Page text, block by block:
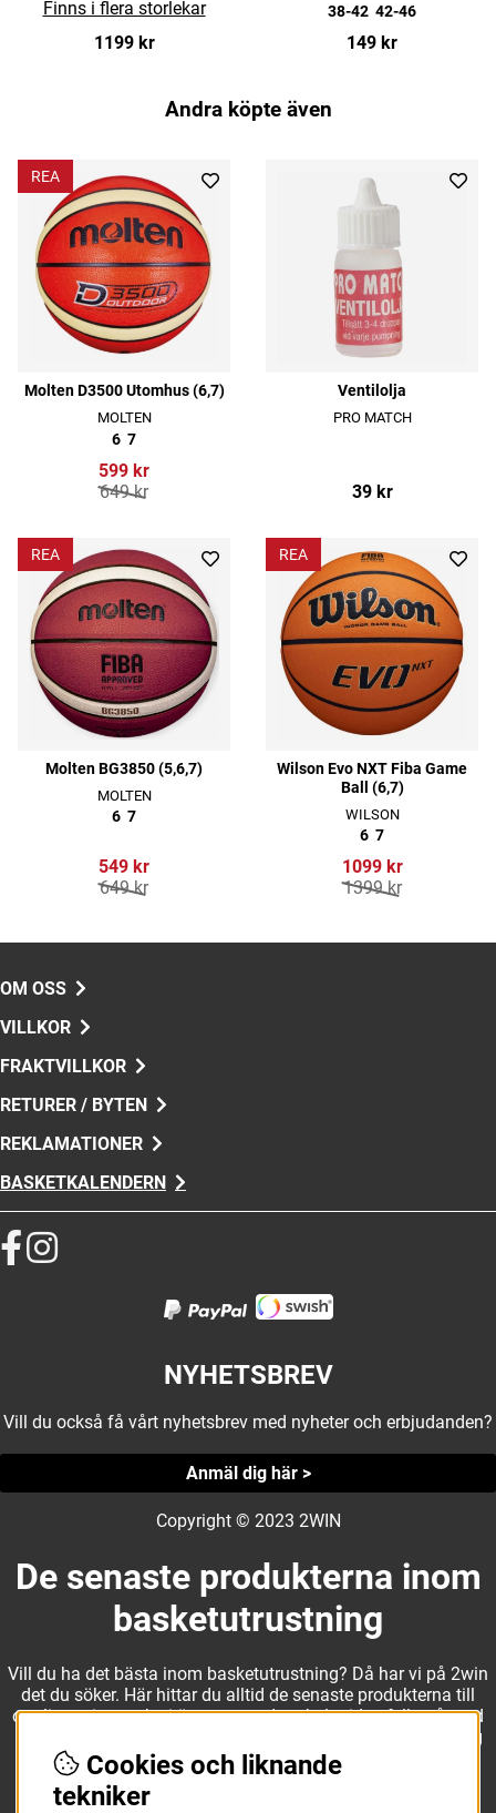
1199 kr
38-42 42-46
149 kr
Andra köpte även
REA
Molten D3500 Utomhus (6,7)
MOLTEN
6 7
599 kr
649 kr
Ventilolja
PRO MATCH
39 kr
REA
Molten BG3850 (5,6,7)
MOLTEN
6 7
549 kr
649 kr
REA
Wilson Evo NXT Fiba Game
Ball (6,7)
WILSON
6 7
1099 kr
1399 kr
OM OSS
VILLKOR
FRAKTVILLKOR
RETURER / BYTEN
REKLAMATIONER
BASKETKALENDERN
NYHETSBREV
Vill du också få vårt nyhetsbrev med nyheter och erbjudanden?
Anmäl dig här >
Copyright © 2023 2WIN
De senaste produkterna inom
basketutrustning
Vill du ha det bästa inom basketutrustning? Då har vi på 2win
det du söker. Här hittar du alltid de senaste produkterna till
otroliga priser, och vi är noga med att hela tiden fylla på med
nyheter i webbshopen. Det gör oss till ett naturligt val för dig
som vill ha utrustning som överträffar alla andra märken.
Cookies och liknande
tekniker